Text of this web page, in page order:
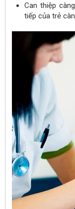
Can thiệp
tiếp của trẻ